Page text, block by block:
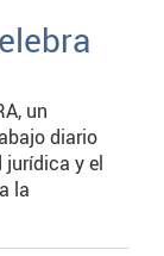
un
diario
jurídica y el
la